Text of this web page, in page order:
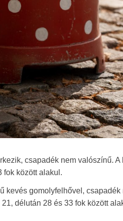
csapadék nem valószínű.
fok között alakul.
kevés gomolyfelhővel,
délután 28 és 33 fok között